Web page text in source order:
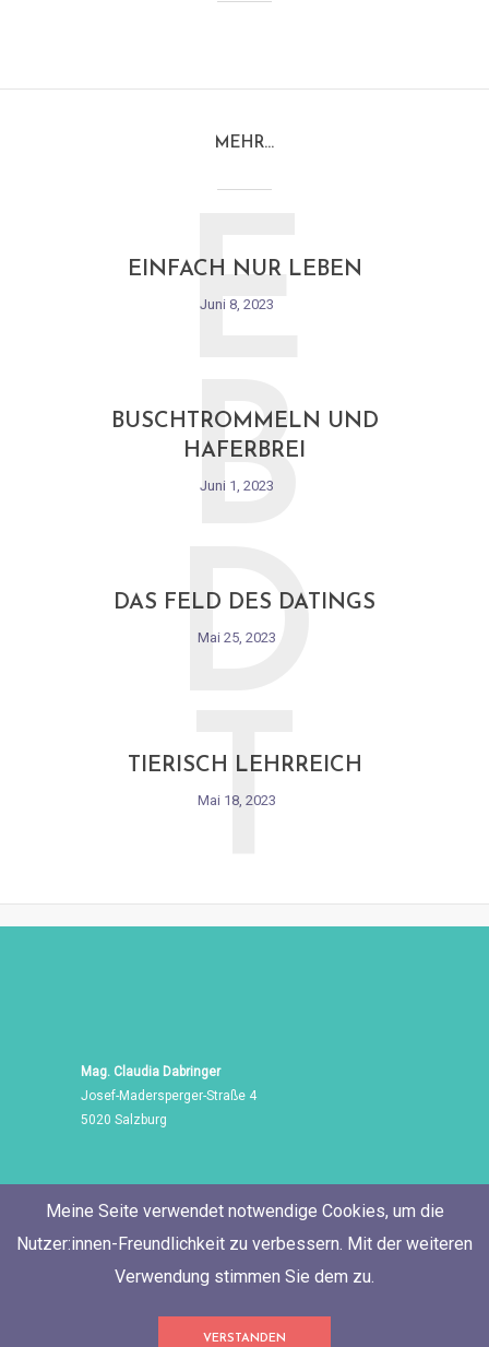
MEHR…
EINFACH NUR LEBEN
Juni 8, 2023
E
BUSCHTROMMELN UND
HAFERBREI
Juni 1, 2023
B
DAS FELD DES DATINGS
Mai 25, 2023
D
TIERISCH LEHRREICH
Mai 18, 2023
T
Mag. Claudia Dabringer
Josef-Madersperger-Straße 4
5020 Salzburg
Tel./Fax: +43 662 455 471
Meine Seite verwendet notwendige Cookies, um die
Nutzer:innen-Freundlichkeit zu verbessern. Mit der weiteren
Verwendung stimmen Sie dem zu.
VERSTANDEN